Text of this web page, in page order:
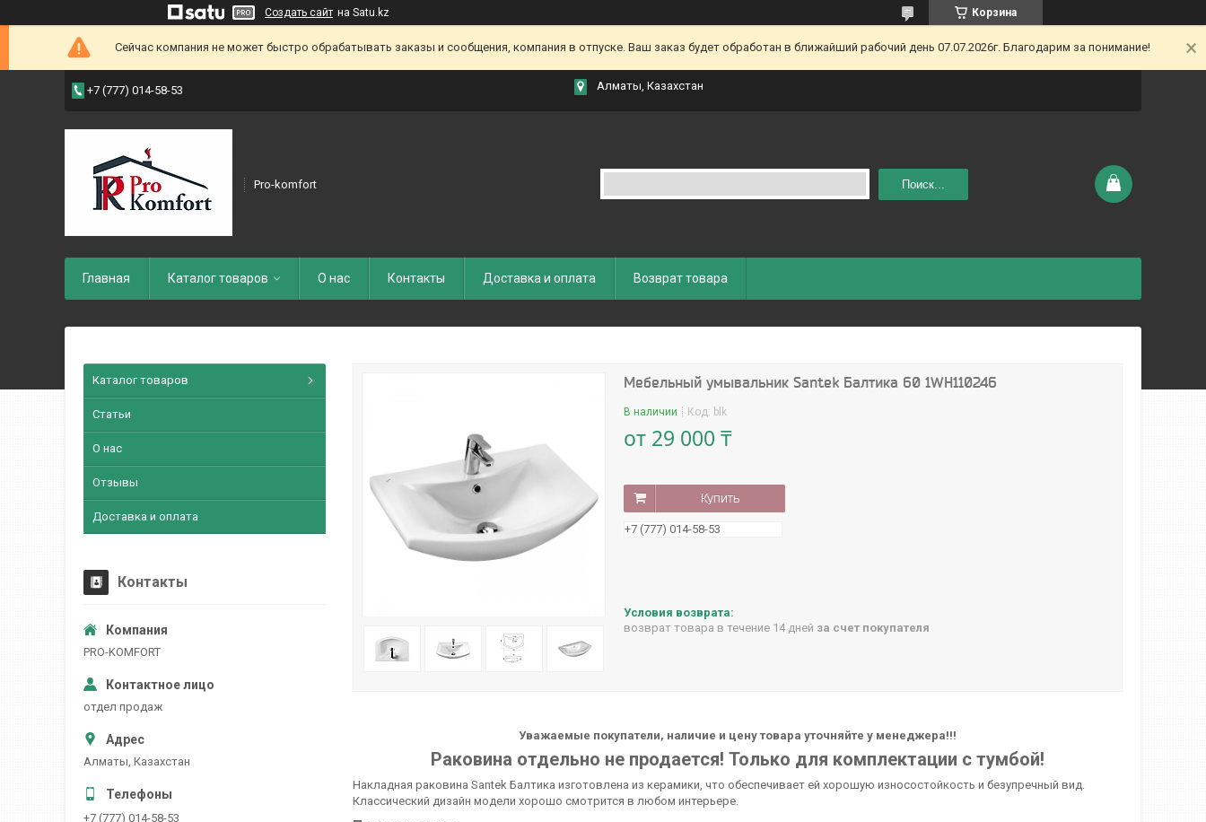
Создать сайт на Satu.kz Корзина
Сейчас компания не может быстро обрабатывать заказы и сообщения, компания в отпуске. Ваш заказ будет обработан в ближайший рабочий день 07.07.2026г. Благодарим за понимание!
+7 (777) 014-58-53 Алматы, Казахстан
Pro-komfort Поиск...
Главная Каталог товаров О нас Контакты Доставка и оплата Возврат товара
Мебельный умывальник Santek Балтика 60 1WH110246
В наличии Код: blk
от 29 000 ₸
Купить
+7 (777) 014-58-53
возврат товара в течение 14 дней за счет покупателя
Уважаемые покупатели, наличие и цену товара уточняйте у менеджера!!!
Раковина отдельно не продается! Только для комплектации с тумбой!
Накладная раковина Santek Балтика изготовлена из керамики, что обеспечивает ей хорошую износостойкость и безупречный вид.
Классический дизайн модели хорошо смотрится в любом интерьере.
Каталог товаров
Статьи
О нас
Отзывы
Доставка и оплата
Контакты
PRO-KOMFORT
отдел продаж
Алматы, Казахстан
+7 (777) 014-58-53